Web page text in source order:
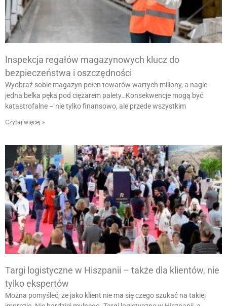
Inspekcja regałów magazynowych klucz do
bezpieczeństwa i oszczędności
Wyobraź sobie magazyn pełen towarów wartych miliony, a nagle
jedna belka pęka pod ciężarem palety…Konsekwencje mogą być
katastrofalne – nie tylko finansowo, ale przede wszystkim
Czytaj więcej »
Targi logistyczne w Hiszpanii – także dla klientów, nie
tylko ekspertów
Można pomyśleć, że jako klient nie ma się czego szukać na takiej